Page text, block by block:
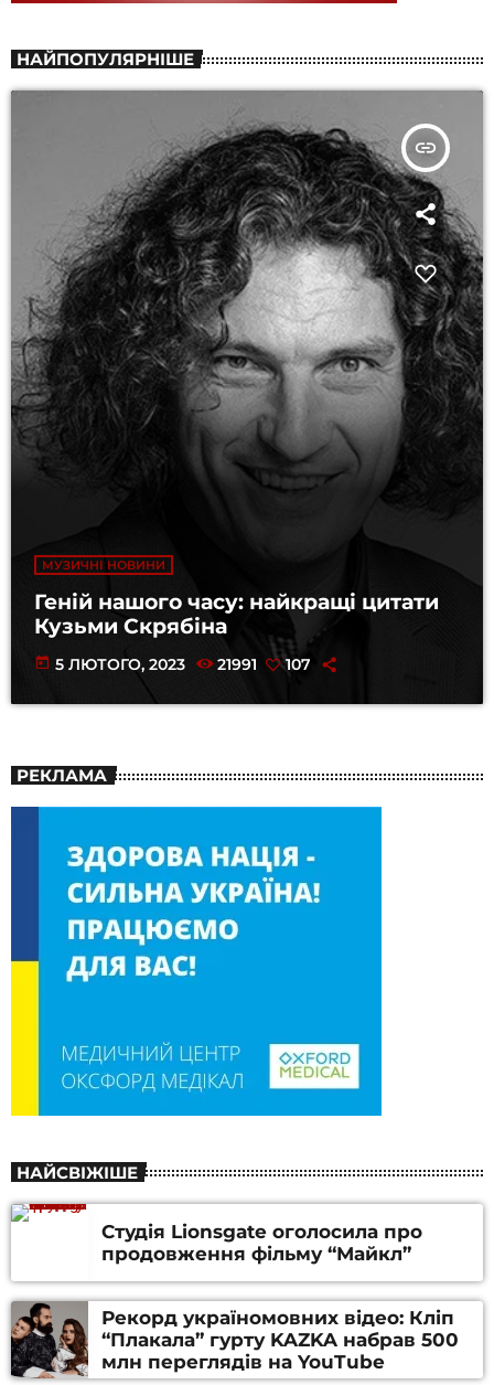
НАЙПОПУЛЯРНІШЕ
insert_link
МУЗИЧНІ НОВИНИ
Геній нашого часу: найкращі цитати
Кузьми Скрябіна
today 5 ЛЮТОГО, 2023 21991 107
РЕКЛАМА
НАЙСВІЖІШЕ
Студія Lionsgate оголосила про
продовження фільму “Майкл”
Рекорд україномовних відео: Кліп
“Плакала” гурту KAZKA набрав 500
млн переглядів на YouTube